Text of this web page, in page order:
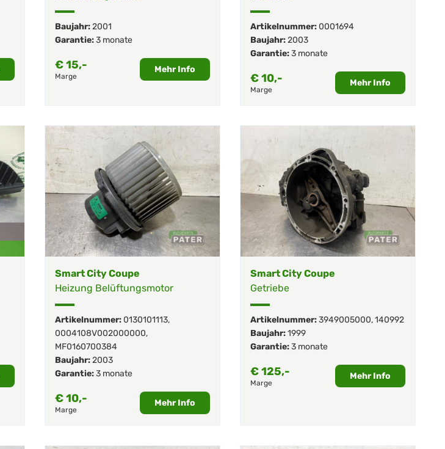
Baujahr:2001
Garantie:3 monate
€15,-
Marge
Mehr Info
Artikelnummer:0001694
Baujahr:2003
Garantie:3 monate
€10,-
Marge
Mehr Info
Smart City Coupe
Heizung Belüftungsmotor
Artikelnummer:0130101113,
0004108V002000000,
MF0160700384
Baujahr:2003
Garantie:3 monate
€10,-
Marge
Mehr Info
Smart City Coupe
Getriebe
Artikelnummer:3949005000,140992
Baujahr:1999
Garantie:3 monate
€125,-
Marge
Mehr Info